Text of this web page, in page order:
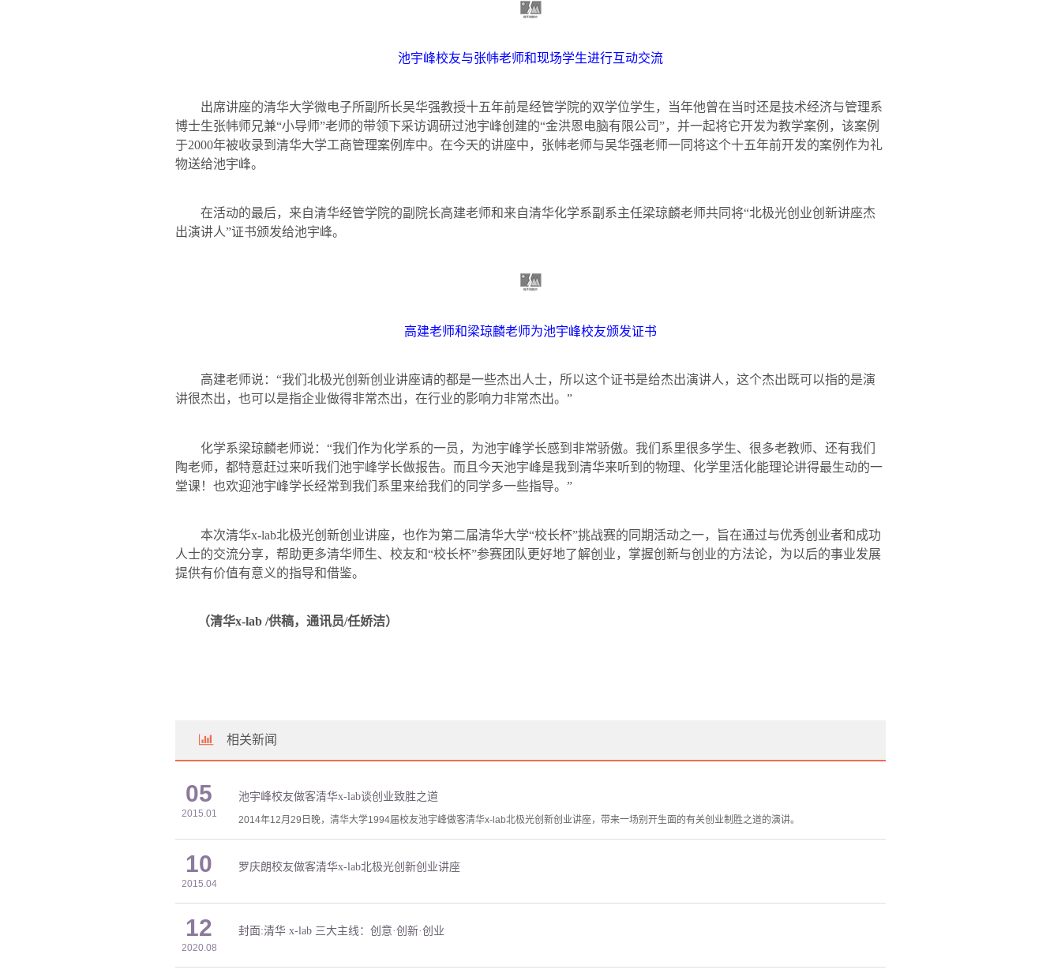
池宇峰校友与张帏老师和现场学生进行互动交流
出席讲座的清华大学微电子所副所长吴华强教授十五年前是经管学院的双学位学生，当年他曾在当时还是技术经济与管理系
博士生张帏师兄兼“小导师”老师的带领下采访调研过池宇峰创建的“金洪恩电脑有限公司”，并一起将它开发为教学案例，该案例
于2000年被收录到清华大学工商管理案例库中。在今天的讲座中，张帏老师与吴华强老师一同将这个十五年前开发的案例作为礼
物送给池宇峰。
在活动的最后，来自清华经管学院的副院长高建老师和来自清华化学系副系主任梁琼麟老师共同将“北极光创业创新讲座杰
出演讲人”证书颁发给池宇峰。
高建老师和梁琼麟老师为池宇峰校友颁发证书
高建老师说：“我们北极光创新创业讲座请的都是一些杰出人士，所以这个证书是给杰出演讲人，这个杰出既可以指的是演
讲很杰出，也可以是指企业做得非常杰出，在行业的影响力非常杰出。”
化学系梁琼麟老师说：“我们作为化学系的一员，为池宇峰学长感到非常骄傲。我们系里很多学生、很多老教师、还有我们
陶老师，都特意赶过来听我们池宇峰学长做报告。而且今天池宇峰是我到清华来听到的物理、化学里活化能理论讲得最生动的一
堂课！也欢迎池宇峰学长经常到我们系里来给我们的同学多一些指导。”
本次清华x-lab北极光创新创业讲座，也作为第二届清华大学“校长杯”挑战赛的同期活动之一，旨在通过与优秀创业者和成功
人士的交流分享，帮助更多清华师生、校友和“校长杯”参赛团队更好地了解创业，掌握创新与创业的方法论，为以后的事业发展
提供有价值有意义的指导和借鉴。
（清华x-lab /供稿，通讯员/任娇洁）
相关新闻
05
2015.01
池宇峰校友做客清华x-lab谈创业致胜之道
2014年12月29日晚，清华大学1994届校友池宇峰做客清华x-lab北极光创新创业讲座，带来一场别开生面的有关创业制胜之道的演讲。
10
2015.04
罗庆朗校友做客清华x-lab北极光创新创业讲座
12
2020.08
封面:清华 x-lab 三大主线：创意·创新·创业